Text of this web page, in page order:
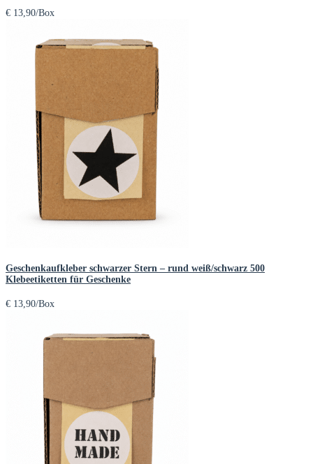
€ 13,90/Box
Geschenkaufkleber schwarzer Stern – rund weiß/schwarz 500
Klebeetiketten für Geschenke
€ 13,90/Box